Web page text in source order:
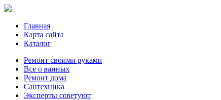
Главная
Карта сайта
Каталог
Ремонт своими руками
Все о ванных
Ремонт дома
Сантехника
Эксперты советуют